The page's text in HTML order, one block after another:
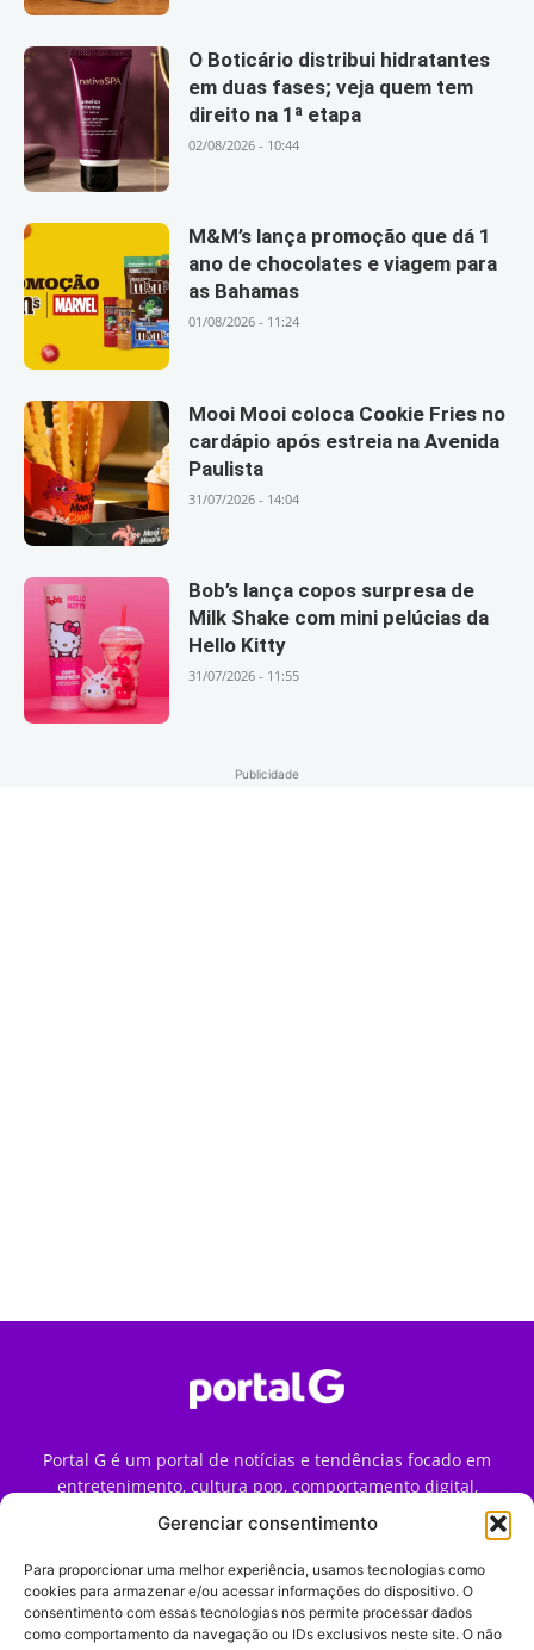
Gerenciar consentimento
Para proporcionar uma melhor experiência, usamos tecnologias como
cookies para armazenar e/ou acessar informações do dispositivo. O
consentimento com essas tecnologias nos permite processar dados
como comportamento da navegação ou IDs exclusivos neste site. O não
O Boticário distribui hidratantes
em duas fases; veja quem tem
direito na 1ª etapa
02/08/2026 - 10:44
M&M’s lança promoção que dá 1
ano de chocolates e viagem para
as Bahamas
01/08/2026 - 11:24
Mooi Mooi coloca Cookie Fries no
cardápio após estreia na Avenida
Paulista
31/07/2026 - 14:04
Bob’s lança copos surpresa de
Milk Shake com mini pelúcias da
Hello Kitty
31/07/2026 - 11:55
Publicidade
Portal G é um portal de notícias e tendências focado em
entretenimento, cultura pop, comportamento digital,
streaming, games e iniciativas de marca que impactam a
forma como o público vive e consome internet no Brasil.
Contato:contato@portalg.com.br